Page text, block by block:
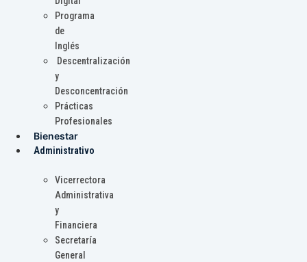
Programa
de
Inglés
Descentralización
y
Desconcentración
Prácticas
Profesionales
Bienestar
Administrativo
Vicerrectora
Administrativa
y
Financiera
Secretaría
General